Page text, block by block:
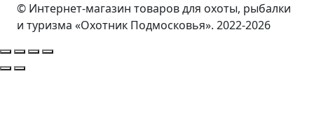
© Интернет-магазин товаров для охоты, рыбалки
и туризма «Охотник Подмосковья». 2022-2026